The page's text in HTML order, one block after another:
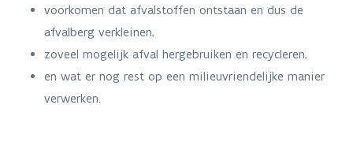
voorkomen dat afvalstoffen ontstaan en dus de
afvalberg verkleinen,
zoveel mogelijk afval hergebruiken en recycleren,
en wat er nog rest op een milieuvriendelijke manier
verwerken.